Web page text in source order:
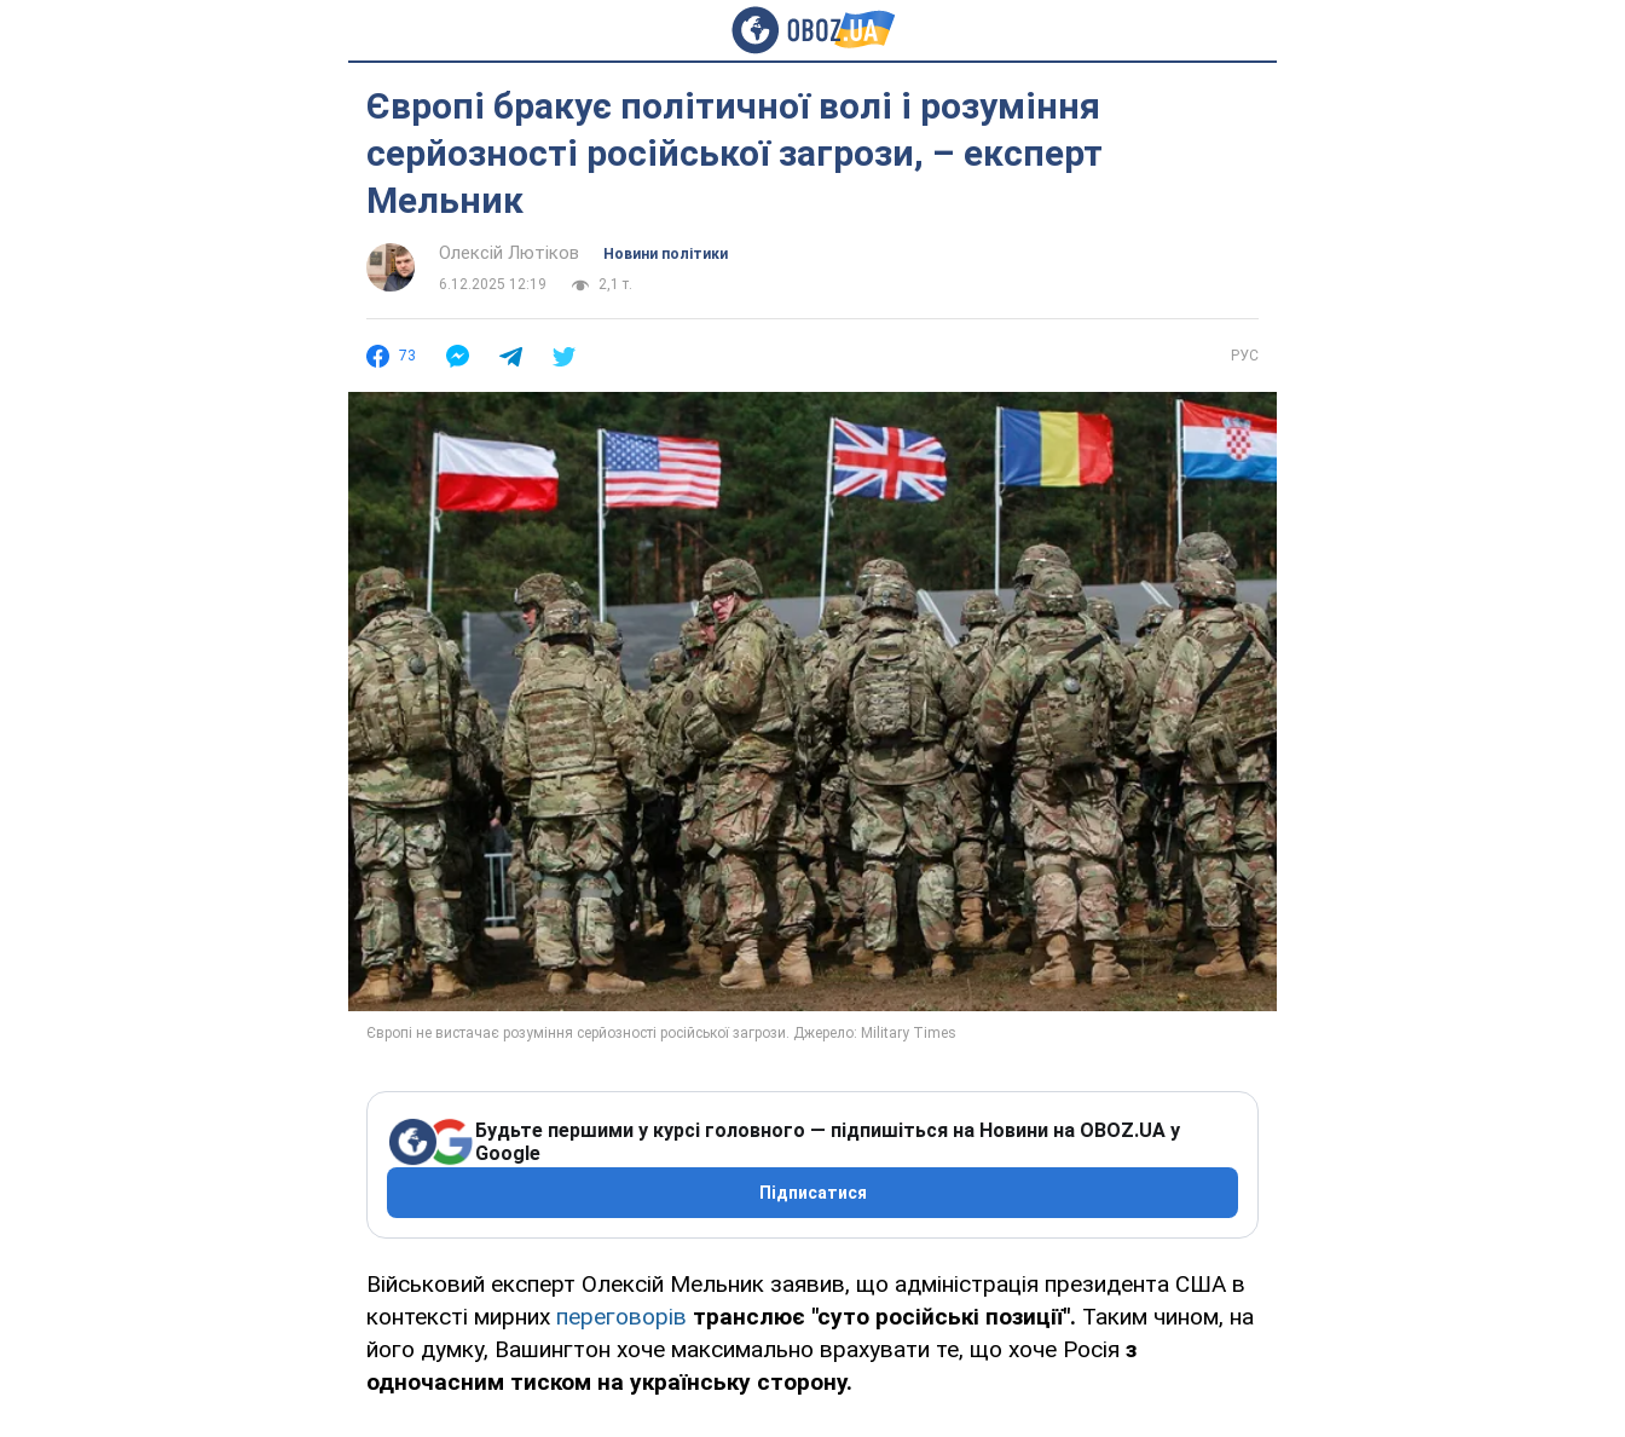
Європі бракує політичної волі і розуміння
серйозності російської загрози, – експерт
Мельник
Олексій Лютіков
Новини політики
6.12.2025 12:19
2,1 т.
73 РУС
Будьте першими у курсі головного — підпишіться на Новини на OBOZ.UA у
Google
Підписатися
Військовий експерт Олексій Мельник заявив, що адміністрація президента США в
контексті мирних переговорів транслює "суто російські позиції". Таким чином, на
його думку, Вашингтон хоче максимально врахувати те, що хоче Росія з
одночасним тиском на українську сторону.